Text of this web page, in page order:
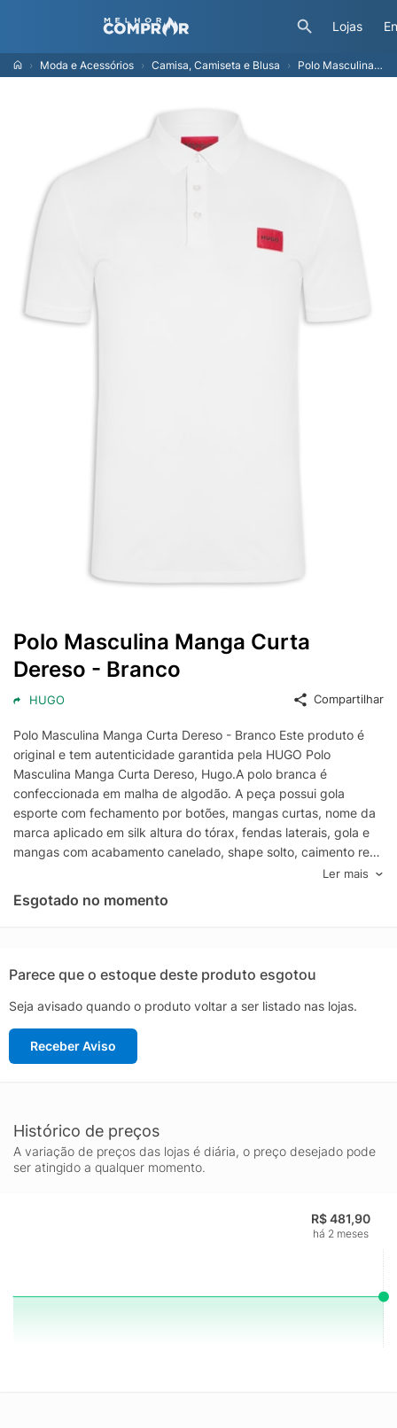
Lojas
Moda e Acessórios Camisa, Camiseta e Blusa Polo Masculina Manga Curta Dereso - Branco
Polo Masculina Manga Curta
Dereso - Branco
HUGO Compartilhar
Polo Masculina Manga Curta Dereso - Branco Este produto é
original e tem autenticidade garantida pela HUGO Polo
Masculina Manga Curta Dereso, Hugo.A polo branca é
confeccionada em malha de algodão. A peça possui gola
esporte com fechamento por botões, mangas curtas, nome da
marca aplicado em silk altura do tórax, fendas laterais, gola e
mangas com acabamento canelado, shape solto, caimento reto
e acabamento pespontado.- Modelagem Regular, sugerimos o
BrancoMarca: Hugo
Ler mais
Esgotado no momento
Parece que o estoque deste produto esgotou
Seja avisado quando o produto voltar a ser listado nas lojas.
Receber Aviso
Histórico de preços
A variação de preços das lojas é diária, o preço desejado pode
ser atingido a qualquer momento.
R$ 481,90
há 2 meses